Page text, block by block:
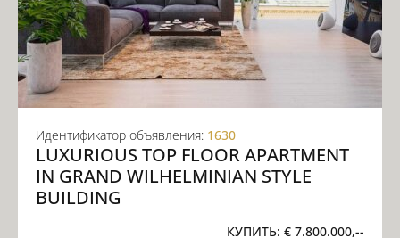
Идентификатор объявления: 1630
LUXURIOUS TOP FLOOR APARTMENT
IN GRAND WILHELMINIAN STYLE
BUILDING
КУПИТЬ: € 7.800.000,--